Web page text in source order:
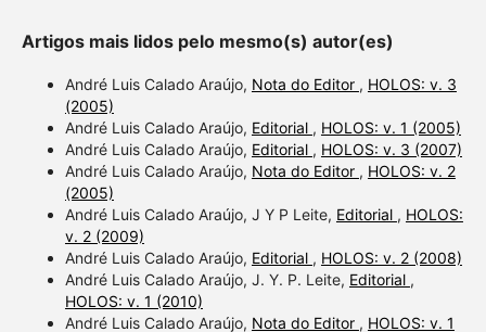
Artigos mais lidos pelo mesmo(s) autor(es)
André Luis Calado Araújo, Nota do Editor , HOLOS: v. 3
(2005)
André Luis Calado Araújo, Editorial , HOLOS: v. 1 (2005)
André Luis Calado Araújo, Editorial , HOLOS: v. 3 (2007)
André Luis Calado Araújo, Nota do Editor , HOLOS: v. 2
(2005)
André Luis Calado Araújo, J Y P Leite, Editorial , HOLOS:
v. 2 (2009)
André Luis Calado Araújo, Editorial , HOLOS: v. 2 (2008)
André Luis Calado Araújo, J. Y. P. Leite, Editorial ,
HOLOS: v. 1 (2010)
André Luis Calado Araújo, Nota do Editor , HOLOS: v. 1